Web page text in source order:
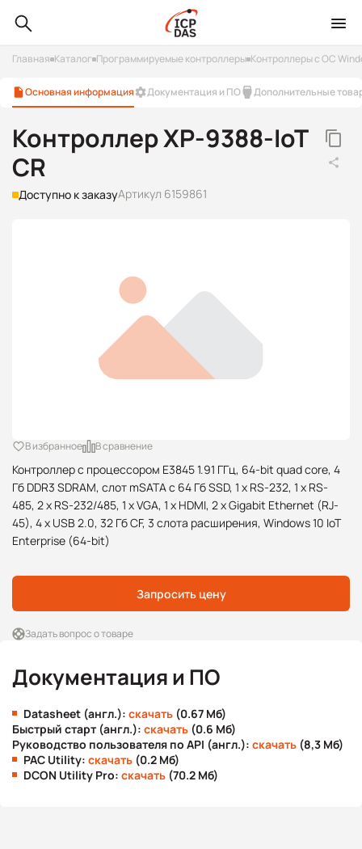
Главная Каталог Программируемые контроллеры Контроллеры с ОС
Основная информация Документация и ПО Дополнительные
Контроллер XP-9388-IoT
CR
Доступно к заказуАртикул 6159861
Контроллер с процессором E3845 1.91 ГГц, 64-bit quad core, 4
Гб DDR3 SDRAM, слот mSATA с 64 Гб SSD, 1 x RS-232, 1 x RS-
485, 2 x RS-232/485, 1 x VGA, 1 x HDMI, 2 x Gigabit Ethernet (RJ-
45), 4 x USB 2.0, 32 Гб CF, 3 слота расширения, Windows 10 IoT
Enterprise (64-bit)
В избранное В сравнение
Запросить цену
Задать вопрос о товаре
Документация и ПО
Datasheet (англ.): скачать (0.67 Мб)
Быстрый старт (англ.): скачать (0.6 Мб)
Руководство пользователя по API (англ.): скачать (8,3 Мб)
PAC Utility: скачать (0.2 Мб)
DCON Utility Pro: скачать (70.2 Мб)